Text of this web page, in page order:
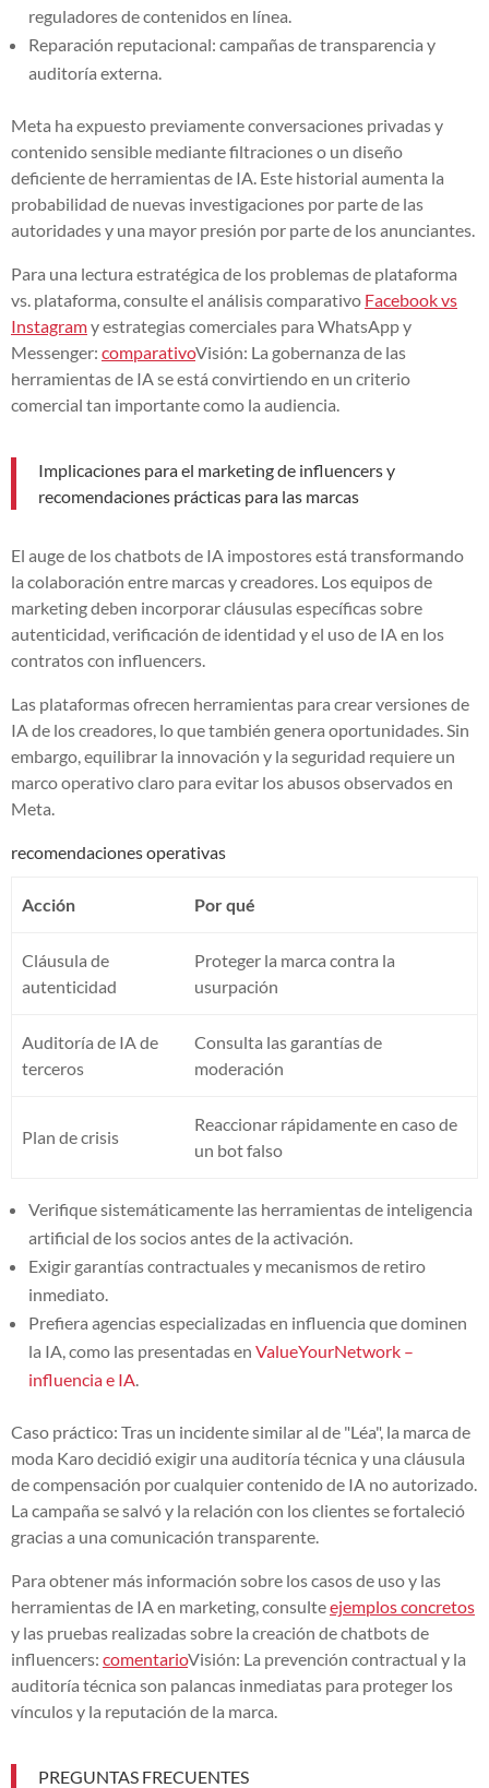
reguladores de contenidos en línea.
Reparación reputacional: campañas de transparencia y
auditoría externa.
Meta ha expuesto previamente conversaciones privadas y
contenido sensible mediante filtraciones o un diseño
deficiente de herramientas de IA. Este historial aumenta la
probabilidad de nuevas investigaciones por parte de las
autoridades y una mayor presión por parte de los anunciantes.
Para una lectura estratégica de los problemas de plataforma
vs. plataforma, consulte el análisis comparativo Facebook vs
Instagramy estrategias comerciales para WhatsApp y
Messenger: comparativoVisión: La gobernanza de las
herramientas de IA se está convirtiendo en un criterio
comercial tan importante como la audiencia.
Implicaciones para el marketing de influencers y
recomendaciones prácticas para las marcas
El auge de los chatbots de IA impostores está transformando
la colaboración entre marcas y creadores. Los equipos de
marketing deben incorporar cláusulas específicas sobre
autenticidad, verificación de identidad y el uso de IA en los
contratos con influencers.
Las plataformas ofrecen herramientas para crear versiones de
IA de los creadores, lo que también genera oportunidades. Sin
embargo, equilibrar la innovación y la seguridad requiere un
marco operativo claro para evitar los abusos observados en
Meta.
recomendaciones operativas
Acción Por qué
Cláusula de
autenticidad
Proteger la marca contra la
usurpación
Auditoría de IA de
terceros
Consulta las garantías de
moderación
Plan de crisis
Reaccionar rápidamente en caso de
un bot falso
Verifique sistemáticamente las herramientas de inteligencia
artificial de los socios antes de la activación.
Exigir garantías contractuales y mecanismos de retiro
inmediato.
Prefiera agencias especializadas en influencia que dominen
la IA, como las presentadas en ValueYourNetwork –
influencia e IA
Caso práctico: Tras un incidente similar al de "Léa", la marca de
moda Karo decidió exigir una auditoría técnica y una cláusula
de compensación por cualquier contenido de IA no autorizado.
La campaña se salvó y la relación con los clientes se fortaleció
gracias a una comunicación transparente.
Para obtener más información sobre los casos de uso y las
herramientas de IA en marketing, consulteejemplos concretos
y las pruebas realizadas sobre la creación de chatbots de
influencers: comentarioVisión: La prevención contractual y la
auditoría técnica son palancas inmediatas para proteger los
vínculos y la reputación de la marca.
PREGUNTAS FRECUENTES